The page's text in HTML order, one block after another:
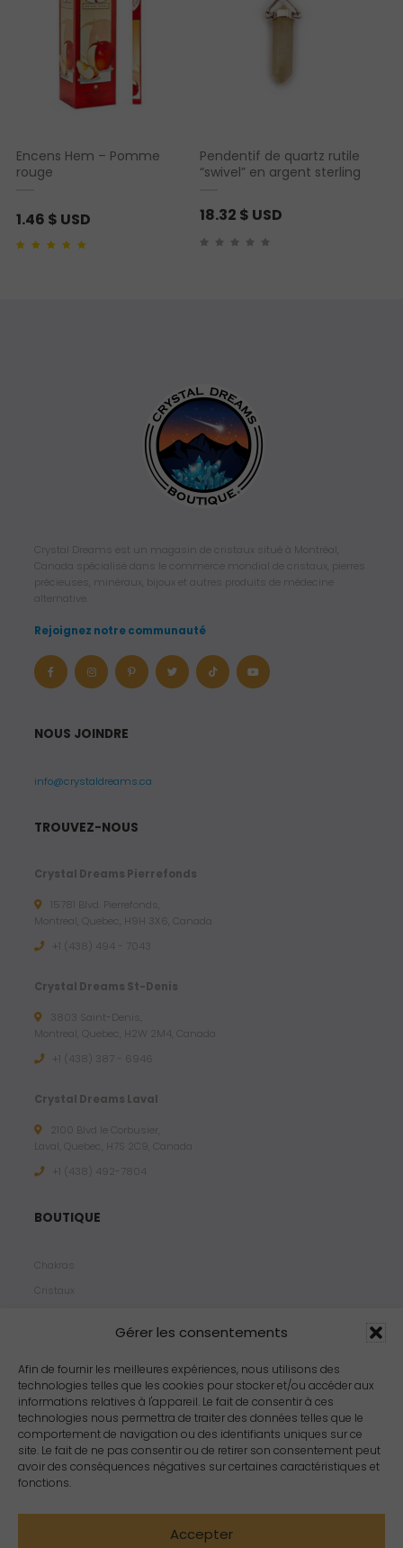
Gérer les consentements
Afin de fournir les meilleures expériences, nous utilisons des
technologies telles que les cookies pour stocker et/ou accéder aux
informations relatives à l'appareil. Le fait de consentir à ces
technologies nous permettra de traiter des données telles que le
comportement de navigation ou des identifiants uniques sur ce
site. Le fait de ne pas consentir ou de retirer son consentement peut
avoir des conséquences négatives sur certaines caractéristiques et
fonctions.
Accepter
Encens Hem – Pomme
rouge
1.46 $ USD
Pendentif de quartz rutile
“swivel” en argent sterling
18.32 $ USD
Crystal Dreams est un magasin de cristaux situé à Montréal,
Canada spécialisé dans le commerce mondial de cristaux, pierres
précieuses, minéraux, bijoux et autres produits de médecine
alternative.
Rejoignez notre communauté
NOUS JOINDRE
info@crystaldreams.ca
TROUVEZ-NOUS
Crystal Dreams Pierrefonds
15781 Blvd. Pierrefonds,
Montreal, Quebec, H9H 3X6, Canada
+1 (438) 494 - 7043
Crystal Dreams St-Denis
3803 Saint-Denis,
Montreal, Quebec, H2W 2M4, Canada
+1 (438) 387 - 6946
Crystal Dreams Laval
2100 Blvd le Corbusier,
Laval, Quebec, H7S 2C9, Canada
+1 ‪(438) 492-7804‬
BOUTIQUE
Chakras
Cristaux
Propriétés
Arômes
Zodiacs